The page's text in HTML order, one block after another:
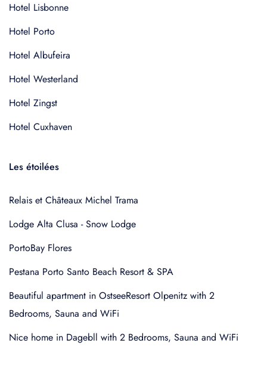
Hotel Lisbonne
Hotel Porto
Hotel Albufeira
Hotel Westerland
Hotel Zingst
Hotel Cuxhaven
Les étoilées
Relais et Châteaux Michel Trama
Lodge Alta Clusa - Snow Lodge
PortoBay Flores
Pestana Porto Santo Beach Resort & SPA
Beautiful apartment in OstseeResort Olpenitz with 2
Bedrooms, Sauna and WiFi
Nice home in Dagebll with 2 Bedrooms, Sauna and WiFi